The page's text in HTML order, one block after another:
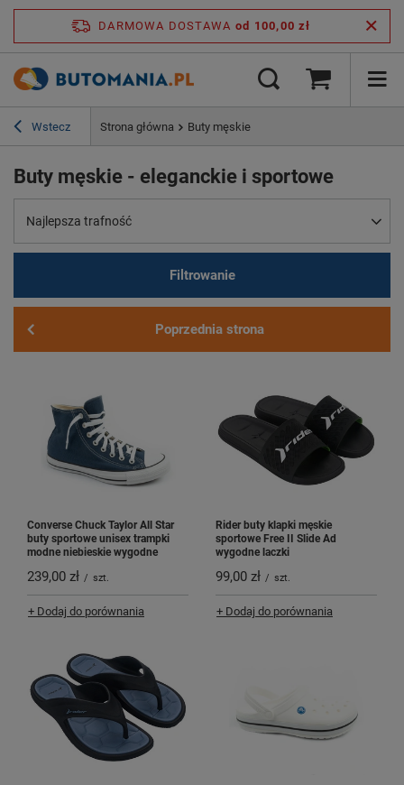
DARMOWA DOSTAWA od 100,00 zł
Wstecz Strona główna Buty męskie
Buty męskie - eleganckie i sportowe
Najlepsza trafność
Filtrowanie
Poprzednia strona
Converse Chuck Taylor All Star
buty sportowe unisex trampki
modne niebieskie wygodne
239,00 zł / szt.
+ Dodaj do porównania
Rider buty klapki męskie
sportowe Free II Slide Ad
wygodne laczki
99,00 zł / szt.
+ Dodaj do porównania